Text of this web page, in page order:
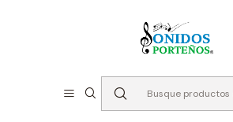
Instrumentos de Percusión